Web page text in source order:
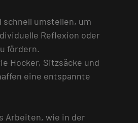
schnell umstellen, um
Reflexion oder
fördern.
Hocker, Sitzsäcke und
eine entspannte
Arbeiten, wie in der